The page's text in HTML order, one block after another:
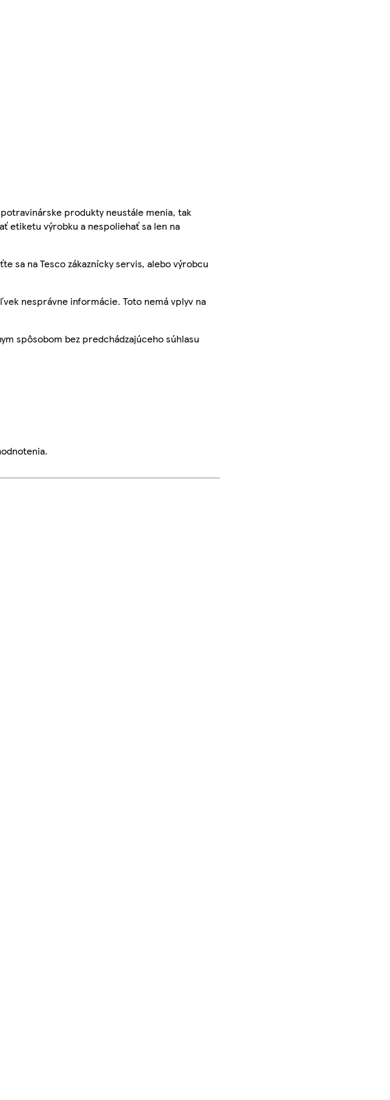
produkty neustále menia, tak
etiketu výrobku a nespoliehať sa len na
sa na Tesco zákaznícky servis, alebo výrobcu
nesprávne informácie. Toto nemá vplyv na
spôsobom bez predchádzajúceho súhlasu